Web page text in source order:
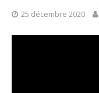
25 décembre 2020